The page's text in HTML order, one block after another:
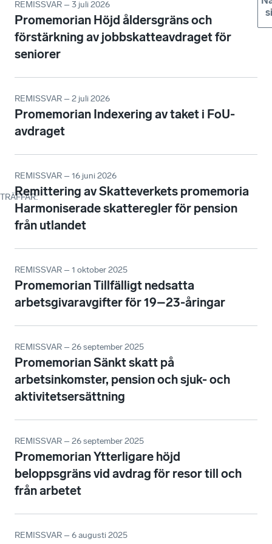
TRÄFFAR:
REMISSVAR – 3 juli 2026
Promemorian Höjd åldersgräns och
förstärkning av jobbskatteavdraget för
seniorer
REMISSVAR – 2 juli 2026
Promemorian Indexering av taket i FoU-
avdraget
REMISSVAR – 16 juni 2026
Remittering av Skatteverkets promemoria
Harmoniserade skatteregler för pension
från utlandet
REMISSVAR – 1 oktober 2025
Promemorian Tillfälligt nedsatta
arbetsgivaravgifter för 19–23-åringar
REMISSVAR – 26 september 2025
Promemorian Sänkt skatt på
arbetsinkomster, pension och sjuk- och
aktivitetsersättning
REMISSVAR – 26 september 2025
Promemorian Ytterligare höjd
beloppsgräns vid avdrag för resor till och
från arbetet
REMISSVAR – 6 augusti 2025